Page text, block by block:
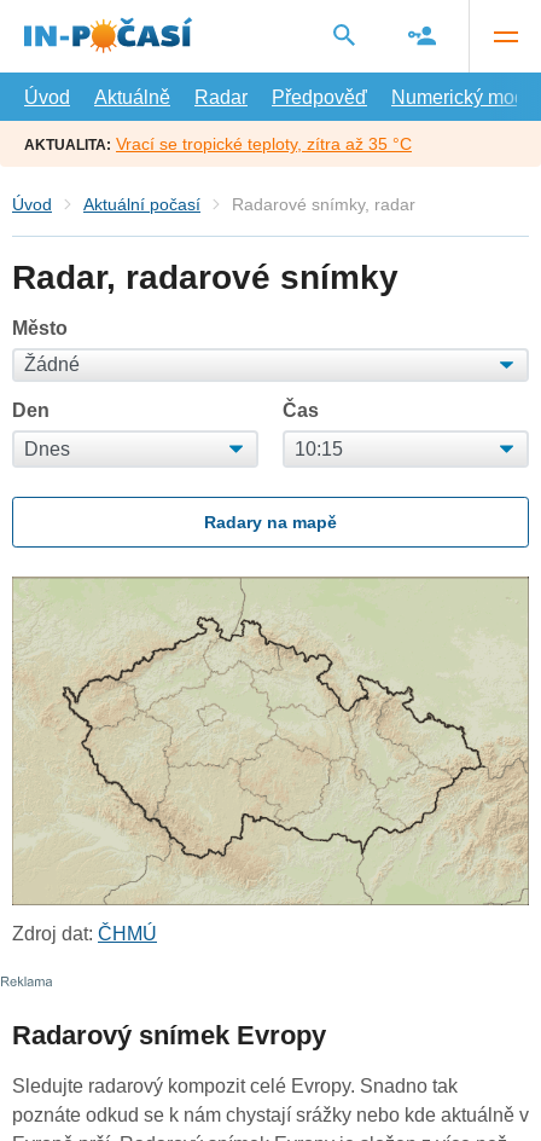
hlavní
Úvod
Aktuálně Radar Předpověď Numerický model
AKTUALITA: Vrací se tropické teploty, zítra až 35 °C
Úvod Aktuální počasí Radarové snímky, radar
Radar, radarové snímky
Město
Den Čas
Radary na mapě
Zdroj dat: ČHMÚ
Radarový snímek Evropy
Sledujte radarový kompozit celé Evropy. Snadno tak
poznáte odkud se k nám chystají srážky nebo kde aktuálně v